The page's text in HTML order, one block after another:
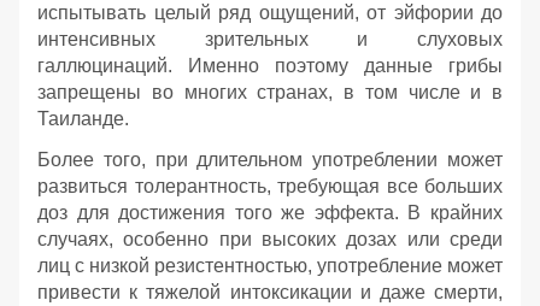
испытывать целый ряд ощущений, от эйфории до
интенсивных зрительных и слуховых
галлюцинаций. Именно поэтому данные грибы
запрещены во многих странах, в том числе и в
Таиланде.
Более того, при длительном употреблении может
развиться толерантность, требующая все больших
доз для достижения того же эффекта. В крайних
случаях, особенно при высоких дозах или среди
лиц с низкой резистентностью, употребление может
привести к тяжелой интоксикации и даже смерти,